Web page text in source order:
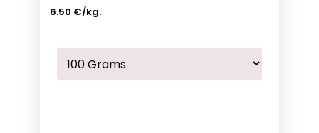
6.50 €/kg.